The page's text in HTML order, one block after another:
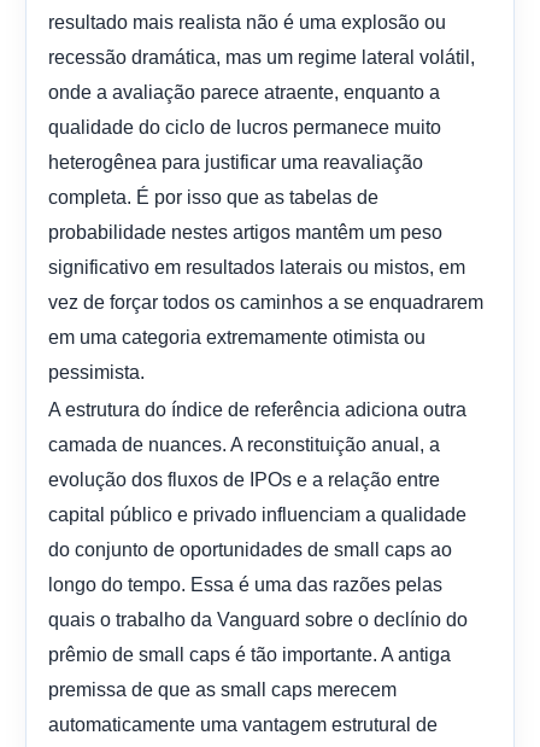
resultado mais realista não é uma explosão ou
recessão dramática, mas um regime lateral volátil,
onde a avaliação parece atraente, enquanto a
qualidade do ciclo de lucros permanece muito
heterogênea para justificar uma reavaliação
completa. É por isso que as tabelas de
probabilidade nestes artigos mantêm um peso
significativo em resultados laterais ou mistos, em
vez de forçar todos os caminhos a se enquadrarem
em uma categoria extremamente otimista ou
pessimista.
A estrutura do índice de referência adiciona outra
camada de nuances. A reconstituição anual, a
evolução dos fluxos de IPOs e a relação entre
capital público e privado influenciam a qualidade
do conjunto de oportunidades de small caps ao
longo do tempo. Essa é uma das razões pelas
quais o trabalho da Vanguard sobre o declínio do
prêmio de small caps é tão importante. A antiga
premissa de que as small caps merecem
automaticamente uma vantagem estrutural de